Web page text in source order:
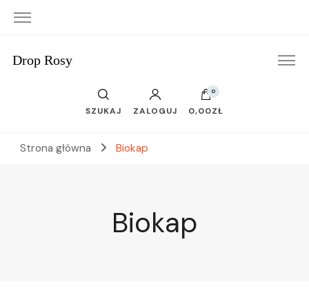
Drop Rosy
SZUKAJ ZALOGUJ
0
0,00ZŁ
Strona główna Biokap
Biokap